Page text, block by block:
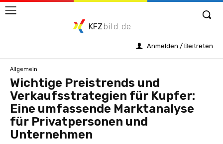
KFZ bild.de
Anmelden / Beitreten
Allgemein
Wichtige Preistrends und
Verkaufsstrategien für Kupfer:
Eine umfassende Marktanalyse
für Privatpersonen und
Unternehmen